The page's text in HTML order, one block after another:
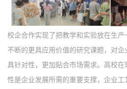
校企合作实现了把教学和实验放在生
不断的更具应用价值的研究课题，对
具针对性，更加贴合市场需求。高校
性是企业发展所需的重要支撑，企业